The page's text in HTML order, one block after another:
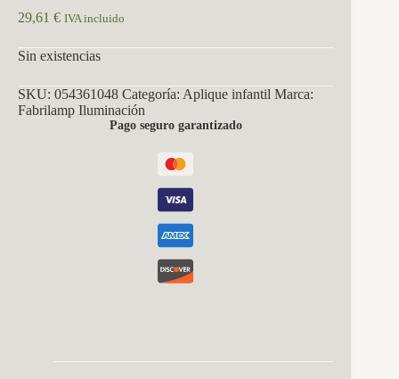
29,61 € IVA incluido
Sin existencias
SKU: 054361048 Categoría: Aplique infantil Marca:
Fabrilamp Iluminación
Pago seguro garantizado